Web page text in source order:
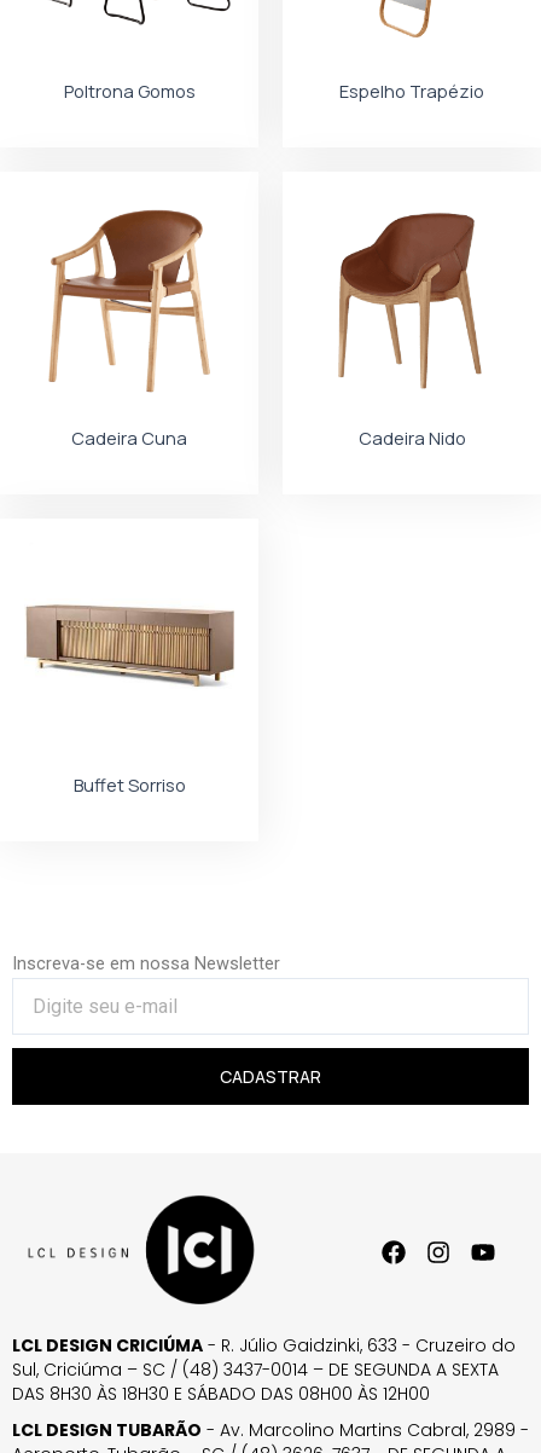
Poltrona Gomos Espelho Trapézio
Cadeira Cuna Cadeira Nido
Buffet Sorriso
Inscreva-se em nossa Newsletter
CADASTRAR
LCL DESIGN CRICIÚMA - R. Júlio Gaidzinki, 633 - Cruzeiro do
Sul, Criciúma – SC / (48) 3437-0014 – DE SEGUNDA A SEXTA
DAS 8H30 ÀS 18H30 E SÁBADO DAS 08H00 ÀS 12H00
LCL DESIGN TUBARÃO - Av. Marcolino Martins Cabral, 2989 -